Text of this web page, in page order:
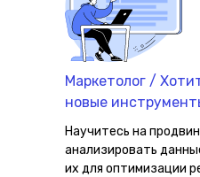
Маркетолог /
новые
Научитесь на
анализировать
их для оптимизации